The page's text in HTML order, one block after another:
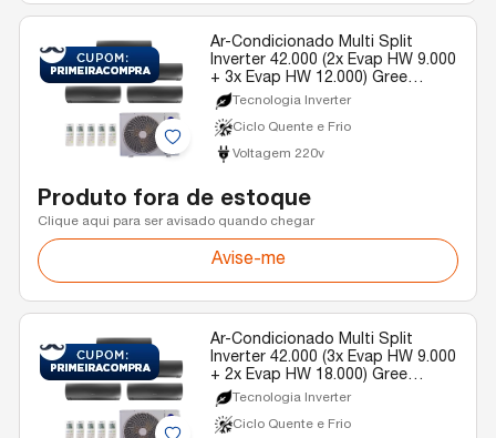
Ar-Condicionado Multi Split
Inverter 42.000 (2x Evap HW 9.000
+ 3x Evap HW 12.000) Gree
Diamond Quente/Frio R-32 220v
Tecnologia Inverter
Ciclo Quente e Frio
Voltagem 220v
Produto fora de estoque
Clique aqui para ser avisado quando chegar
Avise-me
Ar-Condicionado Multi Split
Inverter 42.000 (3x Evap HW 9.000
+ 2x Evap HW 18.000) Gree
Diamond Quente/Frio R-32 220v
Tecnologia Inverter
Ciclo Quente e Frio